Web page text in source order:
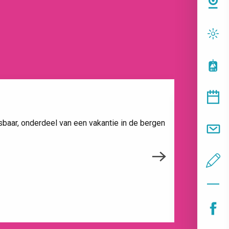
onderdeel van een vakantie in de bergen